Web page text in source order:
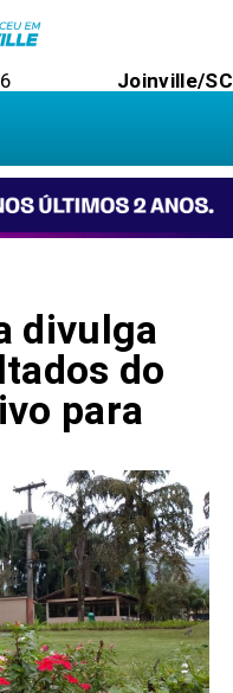
Joinville/SC
divulga
do
para